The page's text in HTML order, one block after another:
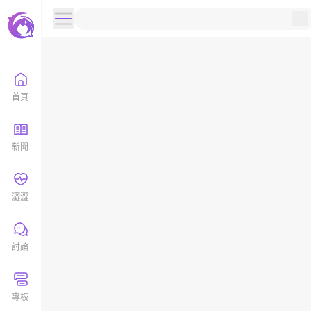
首頁
新聞
澀澀
討論
專板